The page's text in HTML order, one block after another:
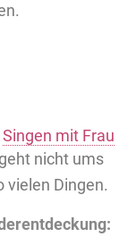
Singen mit Frau
nicht ums
vielen Dingen.